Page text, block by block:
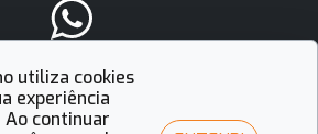
utiliza cookies
experiência
continuar